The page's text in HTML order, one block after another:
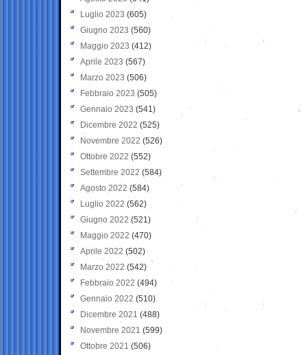
Luglio 2023 (605)
Giugno 2023 (560)
Maggio 2023 (412)
Aprile 2023 (567)
Marzo 2023 (506)
Febbraio 2023 (505)
Gennaio 2023 (541)
Dicembre 2022 (525)
Novembre 2022 (526)
Ottobre 2022 (552)
Settembre 2022 (584)
Agosto 2022 (584)
Luglio 2022 (562)
Giugno 2022 (521)
Maggio 2022 (470)
Aprile 2022 (502)
Marzo 2022 (542)
Febbraio 2022 (494)
Gennaio 2022 (510)
Dicembre 2021 (488)
Novembre 2021 (599)
Ottobre 2021 (506)